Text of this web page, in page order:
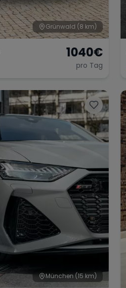
Grünwald (8 km)
1040€
pro Tag
München(15 km)